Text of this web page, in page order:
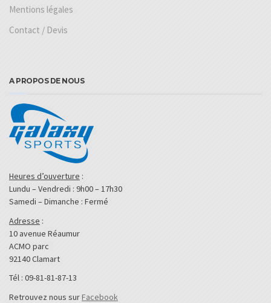
Mentions légales
Contact / Devis
A PROPOS DE NOUS
Heures d’ouverture :
Lundu – Vendredi : 9h00 – 17h30
Samedi – Dimanche : Fermé
Adresse :
10 avenue Réaumur
ACMO parc
92140 Clamart
Tél : 09-81-81-87-13
Retrouvez nous surFacebook